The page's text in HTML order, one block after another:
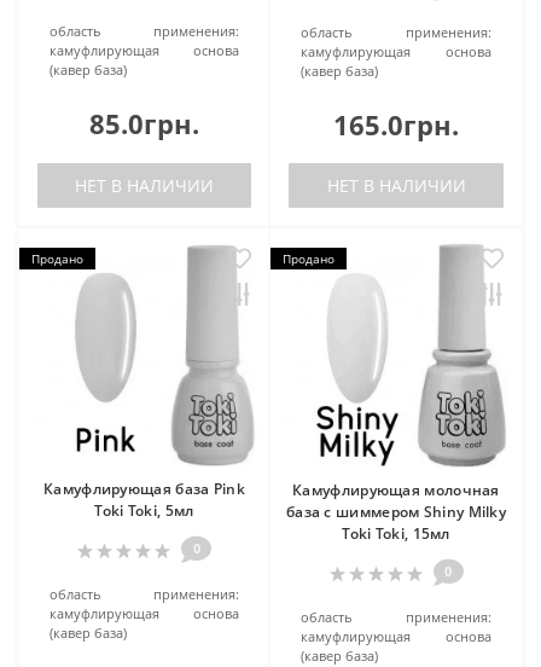
область применения:
камуфлирующая основа
(кавер база)
85.0грн.
НЕТ В НАЛИЧИИ
область применения:
камуфлирующая основа
(кавер база)
165.0грн.
НЕТ В НАЛИЧИИ
Продано
Камуфлирующая база Pink
Toki Toki, 5мл
0
область применения:
камуфлирующая основа
(кавер база)
Продано
Камуфлирующая молочная
база c шиммером Shiny Milky
Toki Toki, 15мл
0
область применения:
камуфлирующая основа
(кавер база)